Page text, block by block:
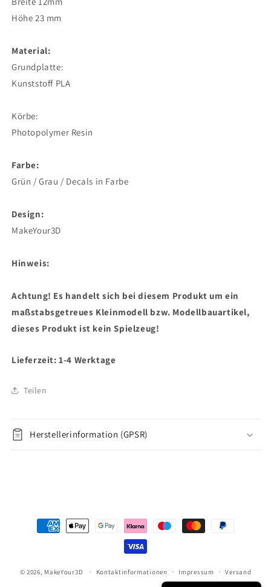
Höhe 23 mm
Material:
Grundplatte:
Kunststoff PLA
Körbe:
Photopolymer Resin
Farbe:
Grün / Grau / Decals in Farbe
Design:
MakeYour3D
Hinweis:
Achtung! Es handelt sich bei diesem Produkt um ein
maßstabsgetreues Kleinmodell bzw. Modellbauartikel,
dieses Produkt ist kein Spielzeug!
Lieferzeit: 1-4 Werktage
Teilen
Herstellerinformation (GPSR)
Zahlungsmethoden
© 2026, MakeYour3D Kontaktinformationen Impressum Versand